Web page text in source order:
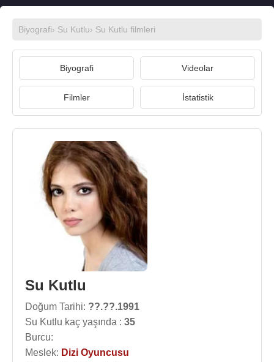
Biyografi› Su Kutlu› Su Kutlu filmleri
Biyografi Videolar
Filmler İstatistik
Su Kutlu
Doğum Tarihi: ??.??.1991
Su Kutlu kaç yaşında : 35
Burcu:
Meslek: Dizi Oyuncusu